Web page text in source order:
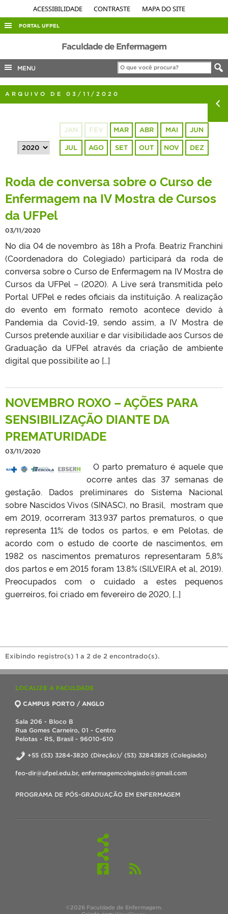
ACESSIBILIDADE CONTRASTE MAPA DO SITE
PORTAL UFPEL
ACESSO À INFORMAÇÃO
AUDITORIA
COBALTO
CONCURSOS
OUVIDORIA
TELEFONES
Faculdade de Enfermagem
MENU
ARQUIVO DE 03/11/2020
JAN FEV MAR ABR MAI JUN
JUL AGO SET OUT NOV DEZ
Roda de conversa sobre o Curso de
Enfermagem na IV Mostra de Cursos
da UFPel
03/11/2020
No dia 04 de novembro às 18h a Profa. Beatriz Franchini
(Coordenadora do Colegiado) participará da roda de
conversa sobre o Curso de Enfermagem na IV Mostra de
Cursos da UFPel – (2020). A Live será transmitida pelo
Portal UFPel e redes oficiais da instituição. A realização
do evento em formato remoto acontece devido à
Pandemia da Covid-19, sendo assim, a IV Mostra de
Cursos pretende auxiliar e dar visibilidade aos Cursos de
Graduação da UFPel através da criação de ambiente
digital que possibilite ao […]
NOVEMBRO ROXO – AÇÕES PARA
SENSIBILIZAÇÃO DIANTE DA
PREMATURIDADE
03/11/2020
O parto prematuro é aquele que
ocorre antes das 37 semanas de
gestação. Dados preliminares do Sistema Nacional
sobre Nascidos Vivos (SINASC), no Brasil, mostram que
em 2019, ocorreram 313.937 partos prematuros, o que
representa 11% de todos os partos, e em Pelotas, de
acordo com o estudo de coorte de nascimentos, em
1982 os nascimentos prematuros representaram 5,8%
dos partos e em 2015 foram 13.8% (SILVEIRA et al, 2019).
Preocupados com o cuidado a estes pequenos
guerreiros, foi criado em fevereiro de 2020, […]
Exibindo registro(s) 1 a 2 de 2 encontrado(s).
LOCALIZE A FACULDADE
CAMPUS PORTO / ANGLO
Sala 206 - Bloco B
Rua Gomes Carneiro, 01 - Centro
Pelotas - RS, Brasil - 96010-610
+55 (53) 3284-3820 (Direção)/ (53) 32843825 (Colegiado)
feo-dir@ufpel.edu.br, enfermagemcolegiado@gmail.com
PROGRAMA DE PÓS-GRADUAÇÃO EM ENFERMAGEM
©2026 Faculdade de Enfermagem.